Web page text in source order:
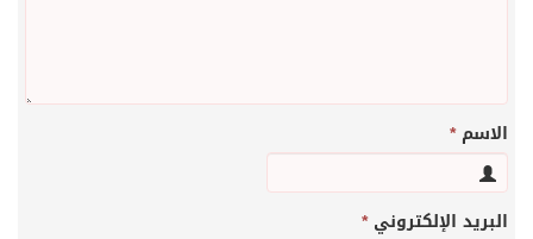
الاسم*
البريد الإلكتروني*